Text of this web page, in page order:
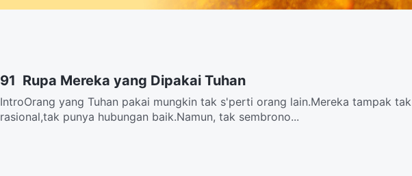
91 Rupa Mereka yang Dipakai Tuhan
IntroOrang yang Tuhan pakai mungkin tak s'perti orang lain.Mereka tampak tak
rasional,tak punya hubungan baik.Namun, tak sembrono...